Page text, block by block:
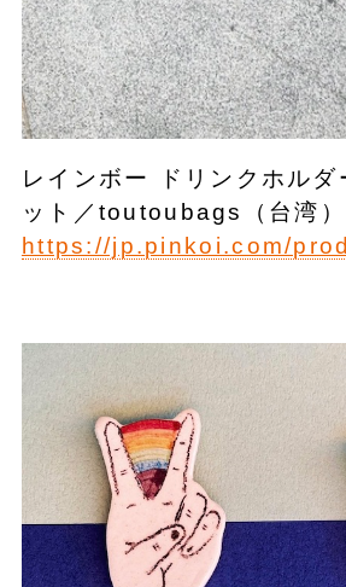
レインボー ドリンクホルダ
ット／toutoubags（台湾）
https://jp.pinkoi.com/